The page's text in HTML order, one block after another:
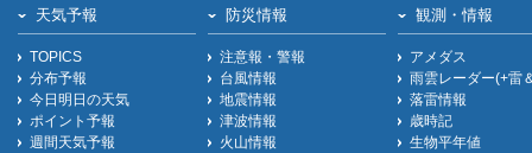
天気予報
TOPICS
分布予報
今日明日の天気
ポイント予報
週間天気予報
防災情報
注意報・警報
台風情報
地震情報
津波情報
火山情報
観測・情報
アメダス
雨雲レーダー(+雷
落雷情報
歳時記
生物平年値